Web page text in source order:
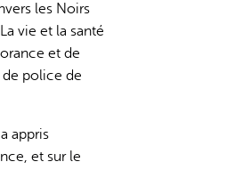
les Noirs
vie et la santé
et de
de police de
appris
et sur le